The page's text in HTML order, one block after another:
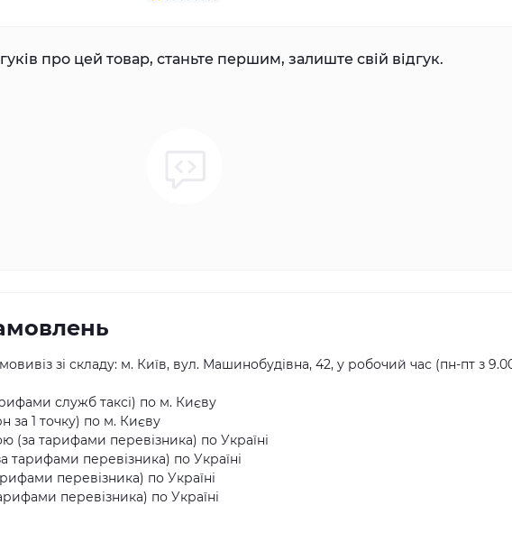
про цей товар, станьте першим, залиште свій відгук.
зі складу: м. Київ, вул. Машинобудівна, 42, у робочий час (пн-пт з
служб таксі) по м. Києву
за 1 точку) по м. Києву
тарифами перевізника) по Україні
тарифами перевізника) по Україні
перевізника) по Україні
перевізника) по Україні